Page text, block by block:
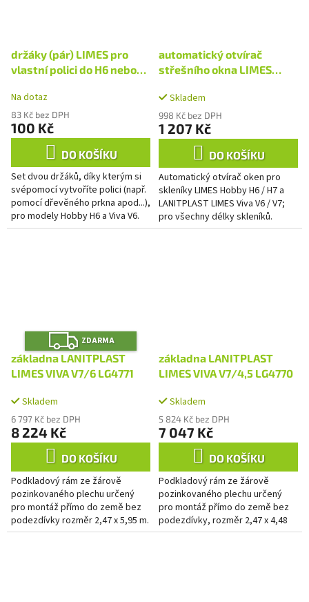
držáky (pár) LIMES pro
vlastní polici do H6 nebo
Na dotaz
83 Kč bez DPH
100 Kč
DO KOŠÍKU
Set dvou držáků, díky kterým si
svépomocí vytvoříte polici (např.
pomocí dřevěného prkna apod...),
pro modely Hobby H6 a Viva V6.
automatický otvírač
střešního okna LIMES
Skladem
998 Kč bez DPH
1 207 Kč
DO KOŠÍKU
Automatický otvírač oken pro
skleníky LIMES Hobby H6 / H7 a
LANITPLAST LIMES Viva V6 / V7;
pro všechny délky skleníků.
Z
D
A
R
M
A
ZDARMA
základna LANITPLAST
LIMES VIVA V7/6 LG4771
Skladem
6 797 Kč bez DPH
8 224 Kč
DO KOŠÍKU
Podkladový rám ze žárově
pozinkovaného plechu určený
pro montáž přímo do země bez
podezdívky rozměr 2,47 x 5,95 m.
základna LANITPLAST
LIMES VIVA V7/4,5 LG4770
Skladem
5 824 Kč bez DPH
7 047 Kč
DO KOŠÍKU
Podkladový rám ze žárově
pozinkovaného plechu určený
pro montáž přímo do země bez
podezdívky, rozměr 2,47 x 4,48
m.